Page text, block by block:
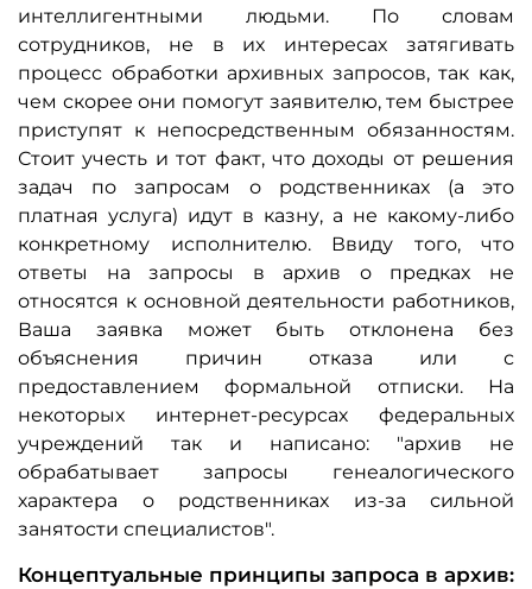
интеллигентными людьми. По словам
сотрудников, не в их интересах затягивать
процесс обработки архивных запросов, так как,
чем скорее они помогут заявителю, тем быстрее
приступят к непосредственным обязанностям.
Стоит учесть и тот факт, что доходы от решения
задач по запросам о родственниках (а это
платная услуга) идут в казну, а не какому-либо
конкретному исполнителю. Ввиду того, что
ответы на запросы в архив о предках не
относятся к основной деятельности работников,
Ваша заявка может быть отклонена без
объяснения причин отказа или с
предоставлением формальной отписки. На
некоторых интернет-ресурсах федеральных
учреждений так и написано: "архив не
обрабатывает запросы генеалогического
характера о родственниках из-за сильной
занятости специалистов".
Концептуальные принципы запроса в архив: